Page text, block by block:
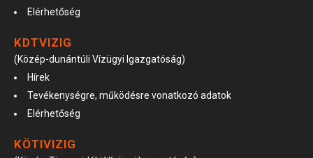
Elérhetőség
KDTVIZIG
(Közép-dunántúli Vízügyi Igazgatóság)
Hírek
Tevékenységre, működésre vonatkozó adatok
Elérhetőség
KÖTIVIZIG